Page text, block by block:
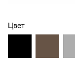
Цвет